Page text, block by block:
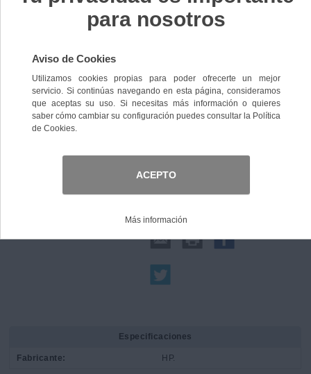
Ref. C2P06AE
Comprar
Especificaciones
Fabricante: HP.